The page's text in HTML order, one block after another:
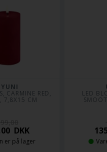
CARMINE RED,
7,8X15 CM
DKK
er på lager
LED